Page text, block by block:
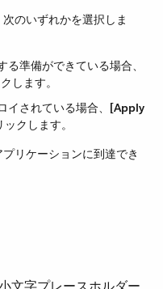
のいずれかを選択しま
準備ができている場合、​
します。
されている場合、​ [Apply
ックします。
リケーションに到達でき